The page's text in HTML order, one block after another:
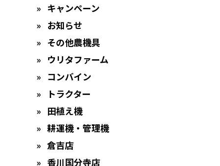
キャンペーン
お知らせ
その他農機具
ウリタファーム
コンバイン
トラクター
田植え機
耕運機・管理機
倉吉店
香川国分寺店